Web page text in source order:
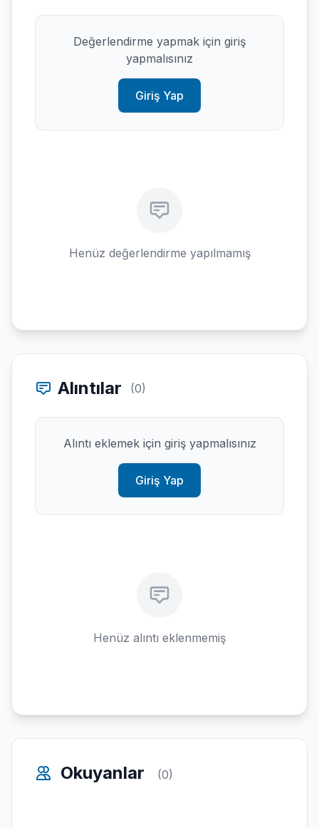
Değerlendirme yapmak için giriş
yapmalısınız
Giriş Yap
Henüz değerlendirme yapılmamış
Alıntılar (0)
Alıntı eklemek için giriş yapmalısınız
Giriş Yap
Henüz alıntı eklenmemiş
Okuyanlar (0)